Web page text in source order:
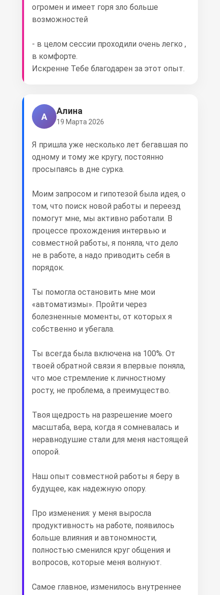
огромен и имеет горя зло больше
возможностей
- ⁠в целом сессии проходили очень легко ,
в комфорте.
Искренне Тебе благодарен за этот опыт.
А
Алина
19 Марта 2026
Я пришла уже несколько лет бегавшая по
одному и тому же кругу, постоянно
просыпаясь в дне сурка.
Моим запросом и гипотезой была идея, о
том, что поиск новой работы и переезд
помогут мне, мы активно работали. В
процессе прохождения интервью и
совместной работы, я поняла, что дело
не в работе, а надо приводить себя в
порядок.
Ты помогла остановить мне мои
«автоматизмы». Пройти через
болезненные моменты, от которых я
собственно и убегала.
Ты всегда была включена на 100%. От
твоей обратной связи я впервые поняла,
что мое стремление к личностному
росту, не проблема, а преимущество.
Твоя щедрость на разрешение моего
масштаба, вера, когда я сомневалась и
неравнодушие стали для меня настоящей
опорой.
Наш опыт совместной работы я беру в
будущее, как надежную опору.
Про изменения: у меня выросла
продуктивность на работе, появилось
больше влияния и автономности,
полностью сменился круг общения и
вопросов, которые меня волнуют.
Самое главное, изменилось внутреннее